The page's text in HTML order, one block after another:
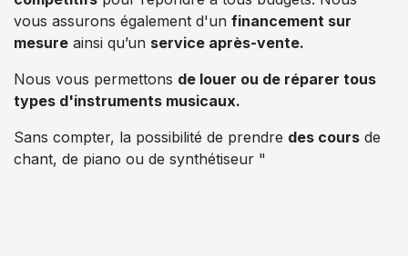
vous assurons également d'un financement sur
mesure ainsi qu’un service après-vente.
Nous vous permettons de louer ou de réparer tous
types d'instruments musicaux.
Sans compter, la possibilité de prendre des cours de
chant, de piano ou de synthétiseur "